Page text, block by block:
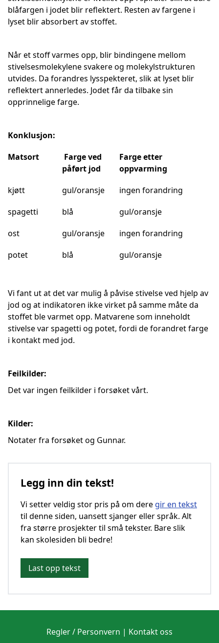
blåfargen i jodet blir reflektert. Resten av fargene i
lyset blir absorbert av stoffet.
Når et stoff varmes opp, blir bindingene mellom
stivelsesmolekylene svakere og molekylstrukturen
utvides. Da forandres lysspekteret, slik at lyset blir
reflektert annerledes. Jodet får da tilbake sin
opprinnelige farge.
Konklusjon:
Matsort
Farge ved
påført jod
Farge etter
oppvarming
kjøtt
gul/oransje
ingen forandring
spagetti
blå
gul/oransje
ost
gul/oransje
ingen forandring
potet
blå gul/oransje
Vi fant ut at det var mulig å påvise stivelse ved hjelp av
jod og at indikatoren ikke virket på samme måte da
stoffet ble varmet opp. Matvarene som inneholdt
stivelse var spagetti og potet, fordi de forandret farge
i kontakt med jod.
Feilkilder:
Det var ingen feilkilder i forsøket vårt.
Kilder:
Notater fra forsøket og Gunnar.
Legg inn din tekst!
Vi setter veldig stor pris på om dere gir en tekst
til denne siden, uansett sjanger eller språk. Alt
fra større prosjekter til små tekster. Bare slik
kan skolesiden bli bedre!
Last opp tekst
Regler / Personvern | Kontakt oss